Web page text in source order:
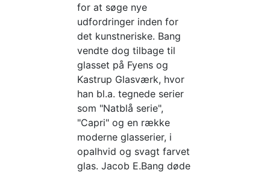
for at søge nye
udfordringer inden for
det kunstneriske. Bang
vendte dog tilbage til
glasset på Fyens og
Kastrup Glasværk, hvor
han bl.a. tegnede serier
som "Natblå serie",
"Capri" og en række
moderne glasserier, i
opalhvid og svagt farvet
glas. Jacob E.Bang døde